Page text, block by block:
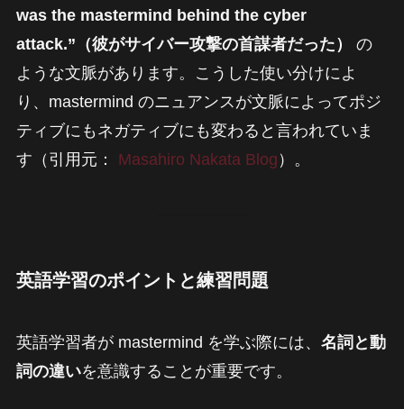
was the mastermind behind the cyber
attack.”（彼がサイバー攻撃の首謀者だった）
の
ような文脈があります。こうした使い分けによ
り、mastermind のニュアンスが文脈によってポジ
ティブにもネガティブにも変わると言われていま
す（引用元： Masahiro Nakata Blog ）。
英語学習のポイントと練習問題
英語学習者が mastermind を学ぶ際には、 名詞と動
詞の違いを意識することが重要です。